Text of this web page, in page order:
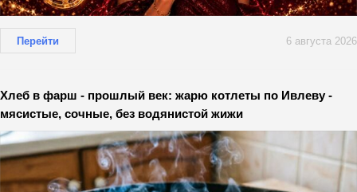
Перейти 6 августа 2026
Хлеб в фарш - прошлый век: жарю котлеты по Ивлеву -
мясистые, сочные, без водянистой жижи